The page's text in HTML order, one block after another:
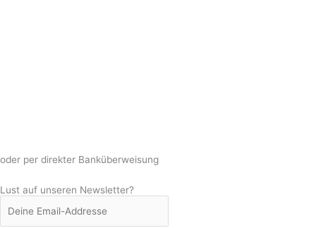
oder per direkter Banküberweisung
Lust auf unseren Newsletter?